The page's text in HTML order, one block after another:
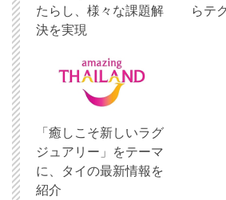
たらし、様々な課題解
決を実現
らテ
「癒しこそ新しいラグ
ジュアリー」をテーマ
に、タイの最新情報を
紹介